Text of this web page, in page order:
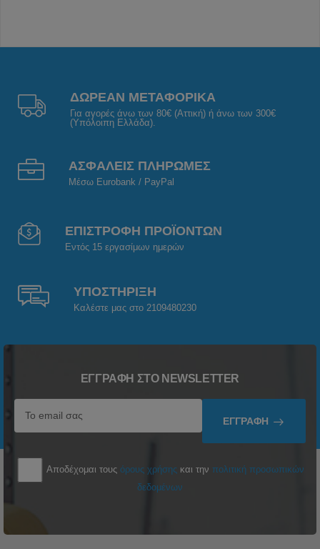
ΔΩΡΕΑΝ ΜΕΤΑΦΟΡΙΚΑ
Για αγορές άνω των 80€ (Αττική) ή άνω των 300€
(Υπόλοιπη Ελλάδα).
ΑΣΦΑΛΕΙΣ ΠΛΗΡΩΜΕΣ
Μέσω Eurobank / PayPal
ΕΠΙΣΤΡΟΦΗ ΠΡΟΪΟΝΤΩΝ
Εντός 15 εργασίμων ημερών
ΥΠΟΣΤΗΡΙΞΗ
Καλέστε μας στο 2109480230
ΕΓΓΡΑΦΉ ΣΤΟ NEWSLETTER
ΕΓΓΡΑΦΉ
Αποδέχομαι τους όρους χρήσης και την πολιτική προσωπικών
δεδομένων